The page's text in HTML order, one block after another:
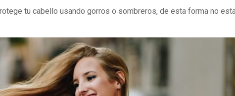
tu cabello usando gorros o sombreros, de esta forma no